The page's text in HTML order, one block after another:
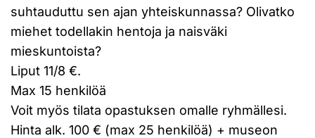
suhtauduttu sen ajan yhteiskunnassa? Olivatko
miehet todellakin hentoja ja naisväki
mieskuntoista?
Liput 11/8 €.
Max 15 henkilöä
Voit myös tilata opastuksen omalle ryhmällesi.
Hinta alk. 100 € (max 25 henkilöä) + museon